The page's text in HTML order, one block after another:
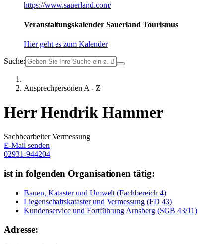
https://www.sauerland.com/
Veranstaltungskalender Sauerland Tourismus
Hier geht es zum Kalender
Suche:
Ansprechpersonen A - Z
Herr Hendrik Hammer
Sachbearbeiter Vermessung
E-Mail senden
02931-944204
ist in folgenden Organisationen tätig:
Bauen, Kataster und Umwelt (Fachbereich 4)
Liegenschaftskataster und Vermessung (FD 43)
Kundenservice und Fortführung Arnsberg (SGB 43/11)
Adresse: